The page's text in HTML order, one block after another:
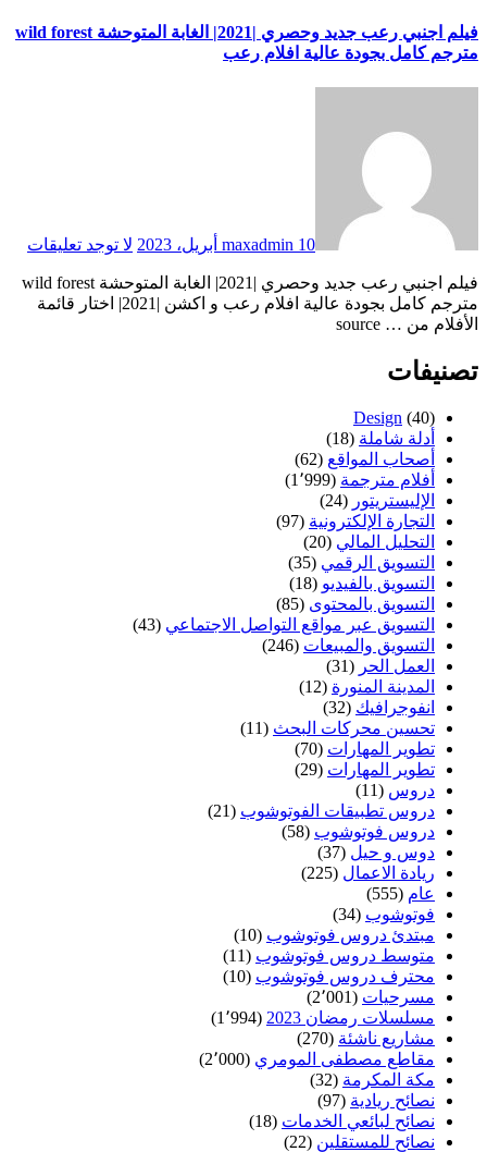
فيلم اجنبي رعب جديد وحصري |2021| الغابة المتوحشة wild forest
مترجم كامل بجودة عالية افلام رعب
maxadmin 10 أبريل، 2023 لا توجد تعليقات
فيلم اجنبي رعب جديد وحصري |2021| الغابة المتوحشة wild forest
مترجم كامل بجودة عالية افلام رعب و اكشن |2021| اختار قائمة
الأفلام من … source
تصنيفات
Design (40)
أدلة شاملة (18)
أصحاب المواقع (62)
أفلام مترجمة (1٬999)
الإليستريتور (24)
التجارة الإلكترونية (97)
التحليل المالي (20)
التسويق الرقمي (35)
التسويق بالفيديو (18)
التسويق بالمحتوى (85)
التسويق عبر مواقع التواصل الاجتماعي (43)
التسويق والمبيعات (246)
العمل الحر (31)
المدينة المنورة (12)
انفوجرافيك (32)
تحسين محركات البحث (11)
تطوير المهارات (70)
تطوير المهارات (29)
دروس (11)
دروس تطبيقات الفوتوشوب (21)
دروس فوتوشوب (58)
دوس و حيل (37)
ريادة الاعمال (225)
عام (555)
فوتوشوب (34)
مبتدئ دروس فوتوشوب (10)
متوسط دروس فوتوشوب (11)
محترف دروس فوتوشوب (10)
مسرحيات (2٬001)
مسلسلات رمضان 2023
(1٬994)
مشاريع ناشئة (270)
مقاطع مصطفى المومري (2٬000)
مكة المكرمة (32)
نصائح ريادية (97)
نصائح لبائعي الخدمات (18)
نصائح للمستقلين (22)